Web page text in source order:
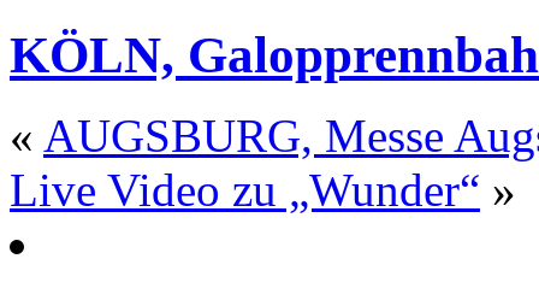
KÖLN,
« AUGSBURG, Messe
Live Video zu „Wunder“ »